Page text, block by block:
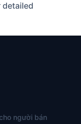
detailed
người bán